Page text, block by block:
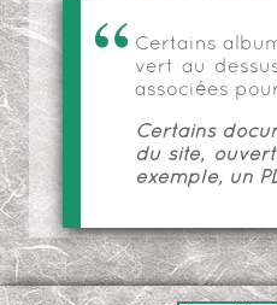
Certains
vert au
associées
Certains
du site,
exemple, un